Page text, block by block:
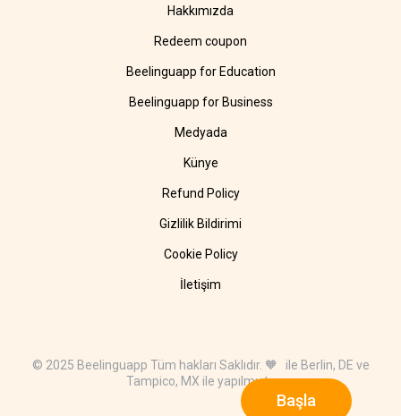
Başla
Hakkımızda
Redeem coupon
Beelinguapp for Education
Beelinguapp for Business
Medyada
Künye
Refund Policy
Gizlilik Bildirimi
Cookie Policy
İletişim
© 2025 Beelinguapp Tüm hakları Saklıdır. 🧡 ile Berlin, DE ve
Tampico, MX ile yapılmıştır